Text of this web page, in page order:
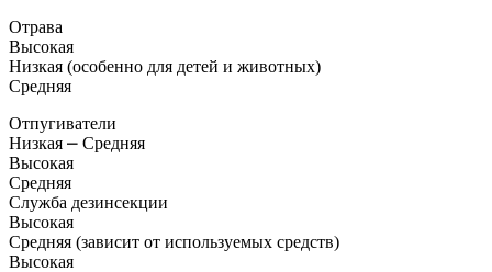
Отрава
Высокая
Низкая (особенно для детей и животных)
Средняя
Отпугиватели
Низкая ⎼ Средняя
Высокая
Средняя
Служба дезинсекции
Высокая
Средняя (зависит от используемых средств)
Высокая